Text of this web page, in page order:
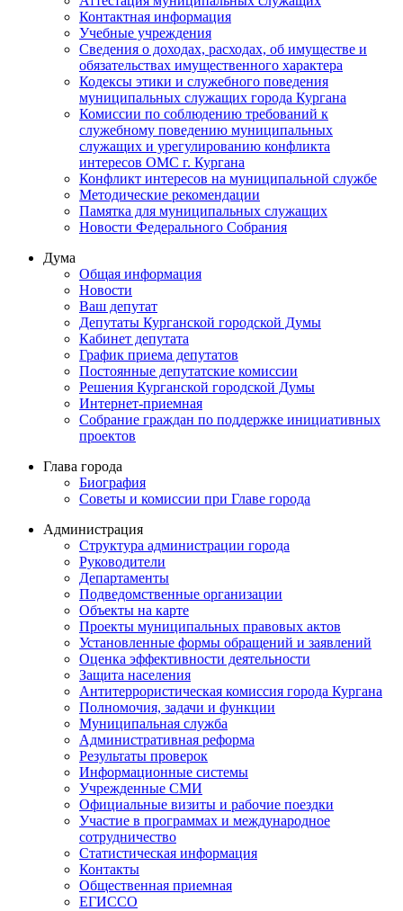
Контактная информация
Учебные учреждения
Сведения о доходах, расходах, об имуществе и
обязательствах имущественного характера
Кодексы этики и служебного поведения
муниципальных служащих города Кургана
Комиссии по соблюдению требований к
служебному поведению муниципальных
служащих и урегулированию конфликта
интересов ОМС г. Кургана
Конфликт интересов на муниципальной службе
Методические рекомендации
Памятка для муниципальных служащих
Новости Федерального Cобрания
Дума
Общая информация
Новости
Ваш депутат
Депутаты Курганской городской Думы
Кабинет депутата
График приема депутатов
Постоянные депутатские комиссии
Решения Курганской городской Думы
Интернет-приемная
Собрание граждан по поддержке инициативных
проектов
Глава города
Биография
Советы и комиссии при Главе города
Администрация
Структура администрации города
Руководители
Департаменты
Подведомственные организации
Объекты на карте
Проекты муниципальных правовых актов
Установленные формы обращений и заявлений
Оценка эффективности деятельности
Защита населения
Антитеррористическая комиссия города Кургана
Полномочия, задачи и функции
Муниципальная служба
Административная реформа
Результаты проверок
Информационные системы
Учрежденные СМИ
Официальные визиты и рабочие поездки
Участие в программах и международное
сотрудничество
Статистическая информация
Контакты
Общественная приемная
ЕГИССО